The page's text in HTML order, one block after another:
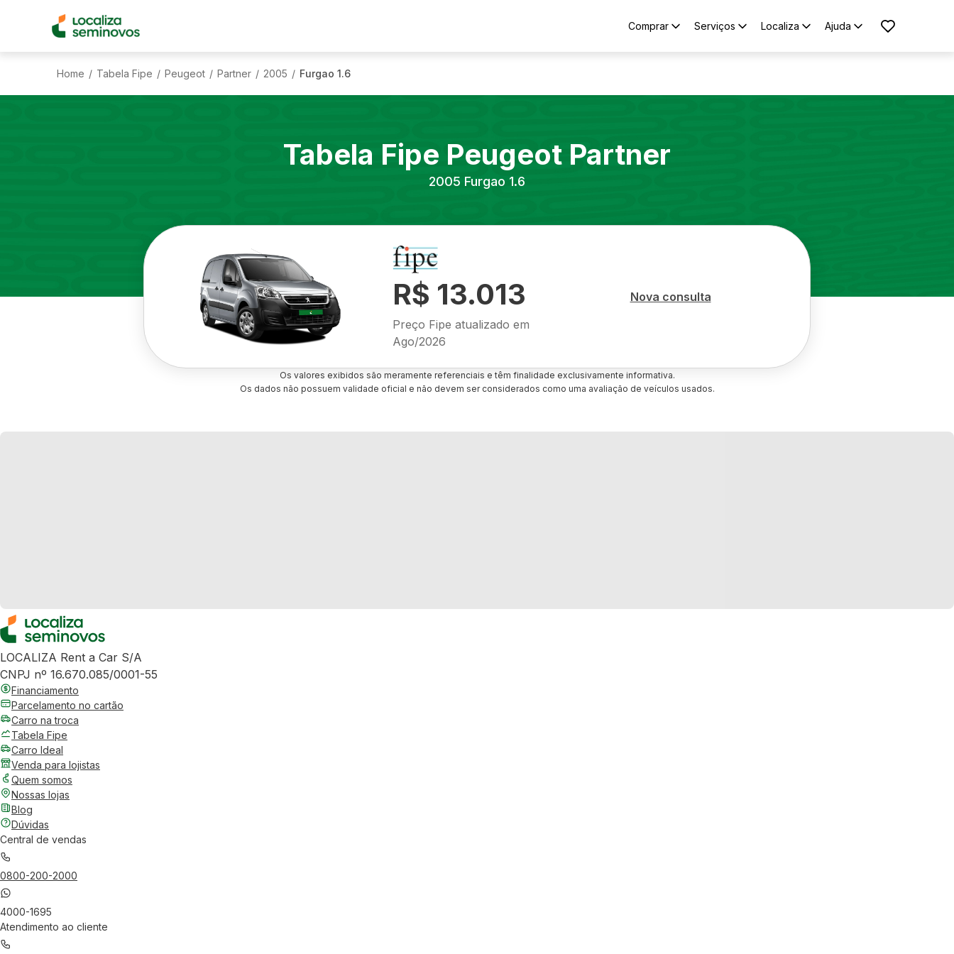
Comprar Serviços Localiza Ajuda
Home / Tabela Fipe / Peugeot / Partner / 2005 / Furgao 1.6
Tabela Fipe Peugeot Partner
2005 Furgao 1.6
R$ 13.013
Preço Fipe atualizado em
Ago/2026
Nova consulta
Os valores exibidos são meramente referenciais e têm finalidade exclusivamente informativa.
Os dados não possuem validade oficial e não devem ser considerados como uma avaliação de veículos usados.
LOCALIZA Rent a Car S/A
CNPJ nº 16.670.085/0001-55
Financiamento
Parcelamento no cartão
Carro na troca
Tabela Fipe
Carro Ideal
Venda para lojistas
Quem somos
Nossas lojas
Blog
Dúvidas
Central de vendas
0800-200-2000
4000-1695
Atendimento ao cliente